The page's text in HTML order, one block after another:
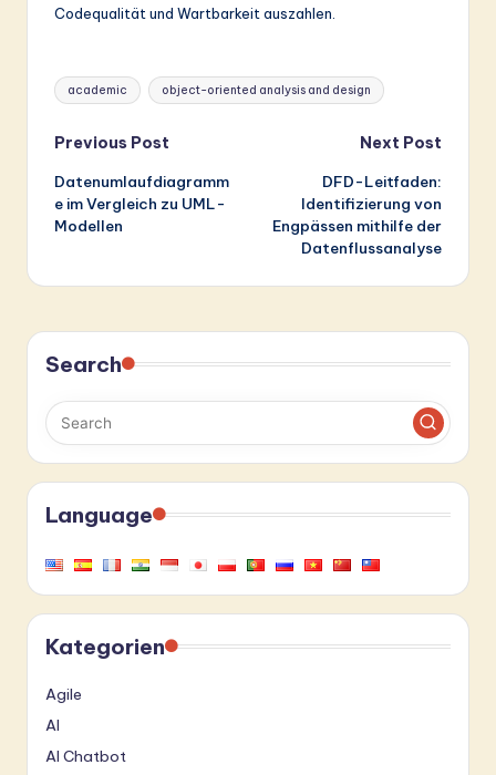
Codequalität und Wartbarkeit auszahlen.
Tags:
academic object-oriented analysis and design
Post
navigation
Previous Post
Datenumlaufdiagramm
e im Vergleich zu UML-
Modellen
Next Post
DFD-Leitfaden:
Identifizierung von
Engpässen mithilfe der
Datenflussanalyse
Search
Language
Kategorien
Agile
AI
AI Chatbot